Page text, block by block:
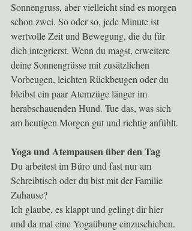
Sonnengruss, aber vielleicht sind es morgen
schon zwei. So oder so, jede Minute ist
wertvolle Zeit und Bewegung, die du für
dich integrierst. Wenn du magst, erweitere
deine Sonnengrüsse mit zusätzlichen
Vorbeugen, leichten Rückbeugen oder du
bleibst ein paar Atemzüge länger im
herabschauenden Hund. Tue das, was sich
am heutigen Morgen gut und richtig anfühlt.
Yoga und Atempausen über den Tag
Du arbeitest im Büro und fast nur am
Schreibtisch oder du bist mit der Familie
Zuhause?
Ich glaube, es klappt und gelingt dir hier
und da mal eine Yogaübung einzuschieben.